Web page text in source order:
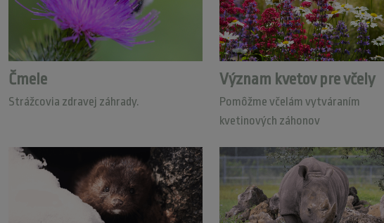
Čmele
Strážcovia zdravej záhrady.
Význam kvetov pre včely
Pomôžme včelám vytváraním
kvetinových záhonov